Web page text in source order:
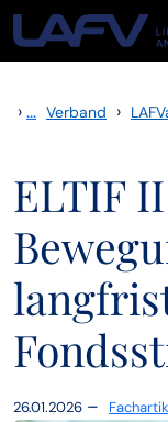
Zum Inhalt springen
›... Verband ›
ELTIF
26.01.2026 –